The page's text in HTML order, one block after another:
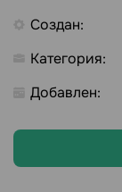
Создан:
Категория:
Добавлен: